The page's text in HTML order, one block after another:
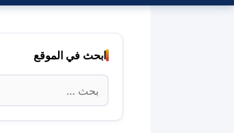
ابحث في الموقع
البحث
عن: